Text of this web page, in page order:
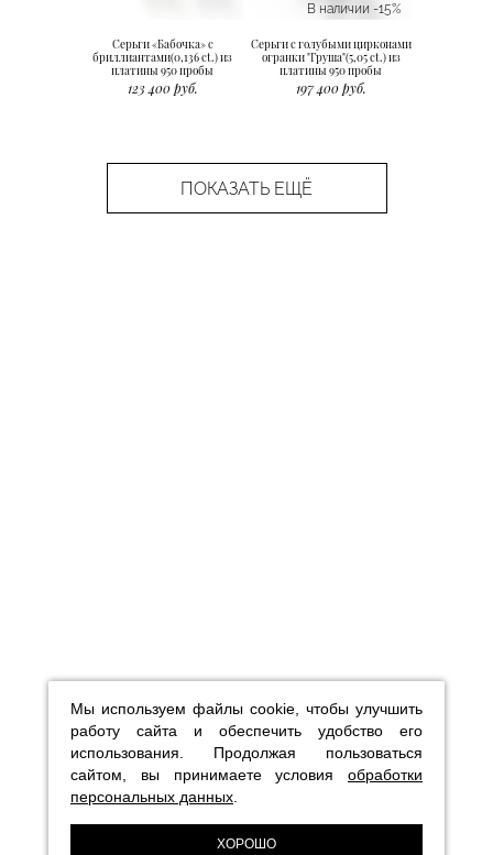
Серьги «Бабочка» с
бриллиантами(0,136 ct.) из
платины 950 пробы
123 400 руб.
В наличии -15%
Серьги с голубыми цирконами
огранки "Груша"(5,05 ct.) из
платины 950 пробы
197 400 руб.
ПОКАЗАТЬ ЕЩЁ
Мы используем файлы cookie, чтобы улучшить
работу сайта и обеспечить удобство его
использования. Продолжая пользоваться
сайтом, вы принимаете условия обработки
персональных данных
ХОРОШО